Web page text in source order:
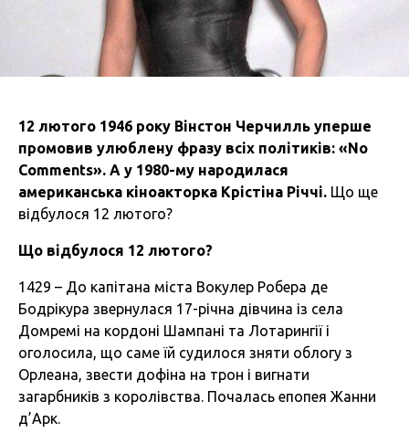
12 лютого 1946 року Вінстон Черчилль уперше
промовив улюблену фразу всіх політиків: «No
Comments». А у 1980-му народилася
американська кіноакторка Крістіна Річчі. Що ще
відбулося 12 лютого?
Що відбулося 12 лютого?
1429 – До капітана міста Вокулер Робера де
Бодрікура звернулася 17-річна дівчина із села
Домремі на кордоні Шампані та Лотарингії і
оголосила, що саме їй судилося зняти облогу з
Орлеана, звести дофіна на трон і вигнати
загарбників з королівства. Почалась епопея Жанни
д’Арк.